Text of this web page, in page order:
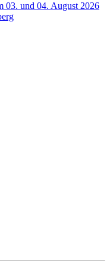
03. und 04. August 2026